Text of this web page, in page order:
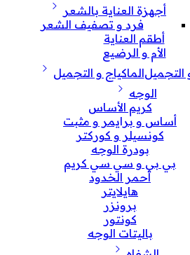
أجهزة العناية بالشعر
فرد و تصفيف الشعر
أطقم العناية
الأم و الرضيع
الماكياج و التجميل
الوجه
كريم الأساس
أساس و برايمر و مثبت
كونسيلر و كوركتر
بودرة الوجه
بي بي و سي سي كريم
أحمر الخدود
هايلايتر
برونزر
كونتور
باليتات الوجه